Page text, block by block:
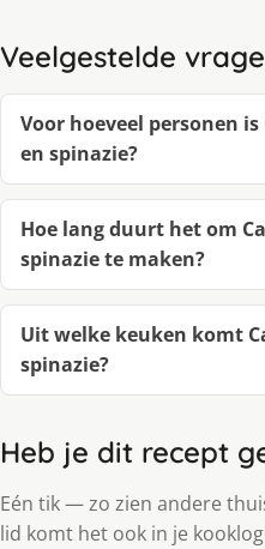
Veelgestelde
Voor hoeveel personen
en spinazie?
Hoe lang duurt het om
spinazie te maken?
Uit welke keuken komt
spinazie?
Heb je dit recept
Eén tik — zo zien andere
lid komt het ook in je